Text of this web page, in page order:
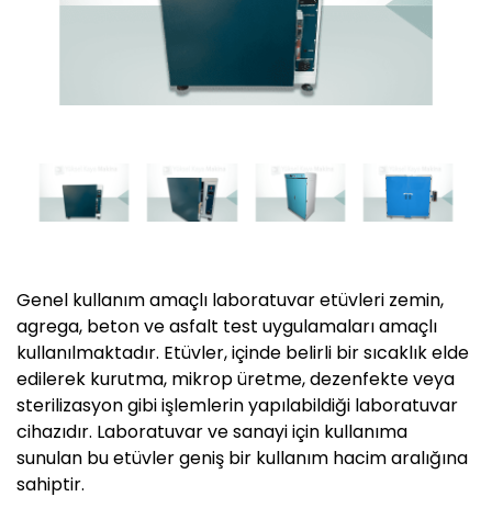
Genel kullanım amaçlı laboratuvar etüvleri zemin,
agrega, beton ve asfalt test uygulamaları amaçlı
kullanılmaktadır. Etüvler, içinde belirli bir sıcaklık elde
edilerek kurutma, mikrop üretme, dezenfekte veya
sterilizasyon gibi işlemlerin yapılabildiği laboratuvar
cihazıdır. Laboratuvar ve sanayi için kullanıma
sunulan bu etüvler geniş bir kullanım hacim aralığına
sahiptir.